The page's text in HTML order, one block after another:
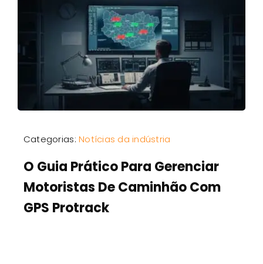
Categorias:Notícias da indústria
O Guia Prático Para Gerenciar
Motoristas De Caminhão Com
GPS Protrack